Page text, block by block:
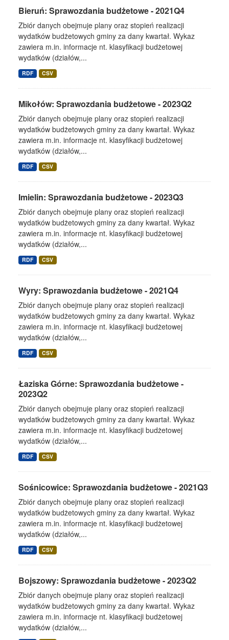
Bieruń: Sprawozdania budżetowe - 2021Q4
Zbiór danych obejmuje plany oraz stopień realizacji
wydatków budżetowych gminy za dany kwartał. Wykaz
zawiera m.in. informacje nt. klasyfikacji budżetowej
wydatków (działów,...
RDF CSV
Mikołów: Sprawozdania budżetowe - 2023Q2
Zbiór danych obejmuje plany oraz stopień realizacji
wydatków budżetowych gminy za dany kwartał. Wykaz
zawiera m.in. informacje nt. klasyfikacji budżetowej
wydatków (działów,...
RDF CSV
Imielin: Sprawozdania budżetowe - 2023Q3
Zbiór danych obejmuje plany oraz stopień realizacji
wydatków budżetowych gminy za dany kwartał. Wykaz
zawiera m.in. informacje nt. klasyfikacji budżetowej
wydatków (działów,...
RDF CSV
Wyry: Sprawozdania budżetowe - 2021Q4
Zbiór danych obejmuje plany oraz stopień realizacji
wydatków budżetowych gminy za dany kwartał. Wykaz
zawiera m.in. informacje nt. klasyfikacji budżetowej
wydatków (działów,...
RDF CSV
Łaziska Górne: Sprawozdania budżetowe -
2023Q2
Zbiór danych obejmuje plany oraz stopień realizacji
wydatków budżetowych gminy za dany kwartał. Wykaz
zawiera m.in. informacje nt. klasyfikacji budżetowej
wydatków (działów,...
RDF CSV
Sośnicowice: Sprawozdania budżetowe - 2021Q3
Zbiór danych obejmuje plany oraz stopień realizacji
wydatków budżetowych gminy za dany kwartał. Wykaz
zawiera m.in. informacje nt. klasyfikacji budżetowej
wydatków (działów,...
RDF CSV
Bojszowy: Sprawozdania budżetowe - 2023Q2
Zbiór danych obejmuje plany oraz stopień realizacji
wydatków budżetowych gminy za dany kwartał. Wykaz
zawiera m.in. informacje nt. klasyfikacji budżetowej
wydatków (działów,...